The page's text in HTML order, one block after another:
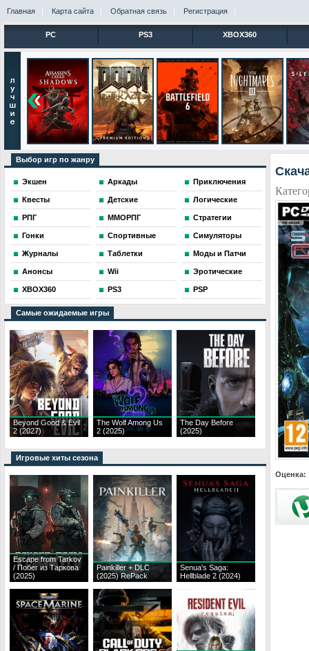
Главная Карта сайта Обратная связь Регистрация
PC PS3 XBOX360
Выбор игр по жанру
Экшен Аркады Приключения
Квесты Детские Логические
РПГ ММОРПГ Стратегии
Гонки Спортивные Симуляторы
Журналы Таблетки Моды и Патчи
Анонсы Wii Эротические
XBOX360 PS3 PSP
Самые ожидаемые игры
Beyond Good & Evil
2 (2027)
The Wolf Among Us
2 (2025)
The Day Before
(2025)
Игровые хиты сезона
Escape from Tarkov
/ Побег из Таркова
(2025)
Painkiller + DLC
(2025) RePack
Senua's Saga:
Hellblade 2 (2024)
Оценка: